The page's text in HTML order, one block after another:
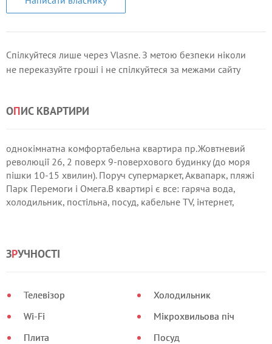
Спілкуйтеся лише через Vlasne. З метою безпеки ніколи
не переказуйте гроші і не спілкуйтеся за межами сайту
ОПИС КВАРТИРИ
однокімнатна комфортабельна квартира пр.Жовтневий
революції 26, 2 поверх 9-поверхового будинку (до моря
пішки 10-15 хвилин). Поруч супермаркет, Аквапарк, пляжі
Парк Перемоги і Омега.В квартирі є все: гаряча вода,
холодильник, постільна, посуд, кабельне ТV, інтернет,
ЗРУЧНОСТІ
Телевізор
Wi-Fi
Плита
Холодильник
Мікрохвильова піч
Посуд